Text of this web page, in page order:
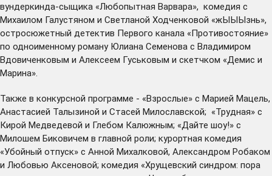
вундеркинда-сыщика «Любопытная Варвара», комедия с
Михаилом Галустяном и Светланой Ходченковой «жЫЫЫзнь»,
остросюжетный детектив Первого канала «Противостояние»
по одноименному роману Юлиана Семенова с Владимиром
Вдовиченковым и Алексеем Гуськовым и скетчком «Демис и
Марина».
Также в конкурсной программе - «Взрослые» с Марией Мацель,
Анастасией Талызиной и Стасей Милославской; «Трудная» с
Кирой Медведевой и Глебом Калюжным; «Дайте шоу!» с
Милошем Биковичем в главной роли; курортная комедия
«Убойный отпуск» с Анной Михалковой, Александром Робаком
и Любовью Аксеновой; комедия «Хрущевский синдром: пора